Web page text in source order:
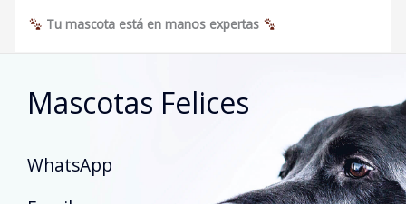
Tu mascota está en manos expertas
Mascotas Felices
WhatsApp